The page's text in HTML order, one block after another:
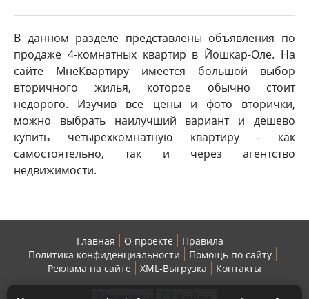
В данном разделе представлены объявления по
продаже 4-комнатных квартир в Йошкар-Оле. На
сайте МнеКвартиру имеется большой выбор
вторичного жилья, которое обычно стоит
недорого. Изучив все цены и фото вторички,
можно выбрать наилучший вариант и дешево
купить четырехкомнатную квартиру - как
самостоятельно, так и через агентство
недвижимости.
Главная О проекте
Правила
Политика конфиденциальности
Помощь по сайту
Реклама на сайте
XML-Выгрузка Контакты